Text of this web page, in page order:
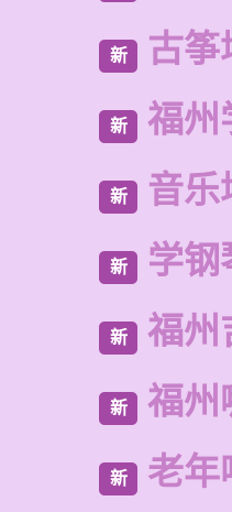
新 古筝
新 福州
新 音乐
新 学钢
新 福州
新 福州
新 老年